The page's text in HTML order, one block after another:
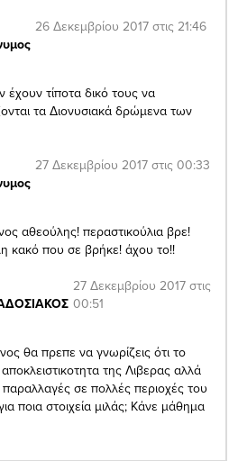
26 Δεκεμβρίου 2017 στις 21:46
έχουν τίποτα δικό τους να
τα Διονυσιακά δρώμενα των
27 Δεκεμβρίου 2017 στις 00:33
αθεούλης! περαστικούλια βρε!
κακό που σε βρήκε! άχου το!!
27 Δεκεμβρίου 2017 στις
00:51
θα πρεπε να γνωρίζεις ότι το
της Λιβερας αλλά
σε πολλές περιοχές του
ποια στοιχεία μιλάς; Κάνε μάθημα